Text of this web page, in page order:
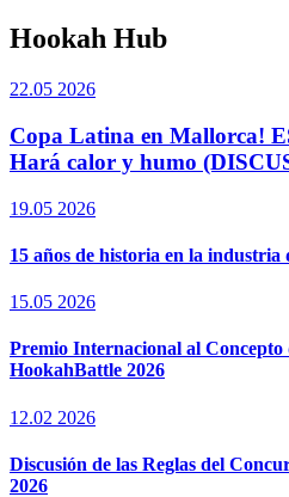
Hookah Hub
22.05 2026
Copa Latina en Mallorca!
Hará calor y humo
19.05 2026
15 años de historia en la industria
15.05 2026
Premio Internacional al Concepto
HookahBattle 2026
12.02 2026
Discusión de las Reglas del
2026